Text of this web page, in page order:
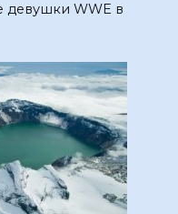
девушки WWE в